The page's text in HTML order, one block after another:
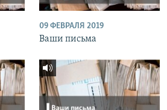
09 ФЕВРАЛЯ 2019
Ваши письма